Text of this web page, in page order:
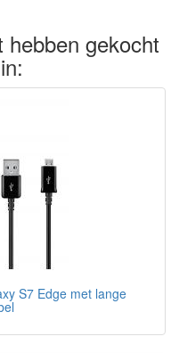
hebben gekocht
S7 Edge met lange